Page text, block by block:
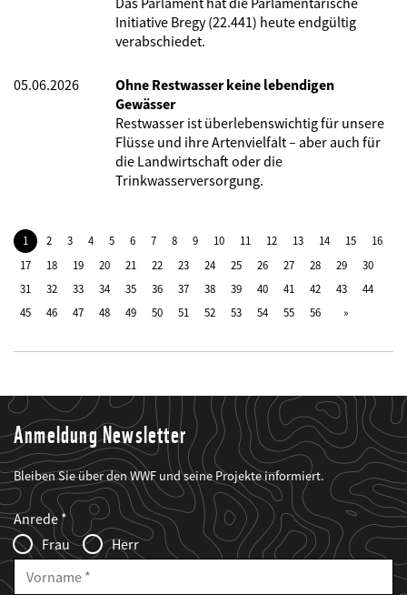
Initiative Bregy (22.441) heute endgültig
verabschiedet.
05.06.2026
Ohne Restwasser keine lebendigen
Gewässer
Restwasser ist überlebenswichtig für unsere
Flüsse und ihre Artenvielfalt – aber auch für
die Landwirtschaft oder die
Trinkwasserversorgung.
1 2 3 4 5 6 7 8 9 10 11 12 13 14 15
16
17
18 19 20 21 22 23 24 25 26 27 28 29
30
31
32 33 34 35 36 37 38 39 40 41 42 43
44
45
46 47 48 49 50 51 52 53 54 55 56
Anmeldung Newsletter
Bleiben Sie über den WWF und seine Projekte informiert.
Web2Case
Infofelder
Fieldset
anrede_name
Anrede
Frau
Herr
Vorname